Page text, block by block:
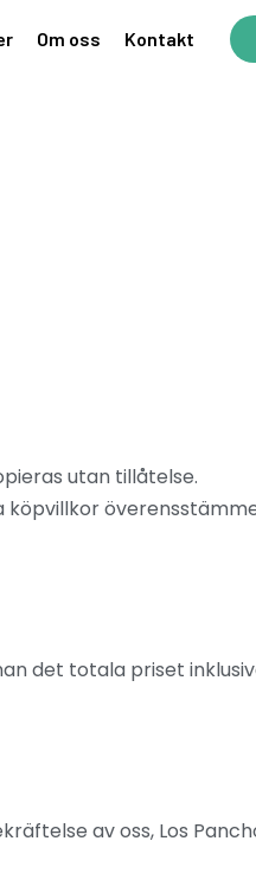
Om oss Kontakt
utan tillåtelse.
det totala priset
av oss, Los